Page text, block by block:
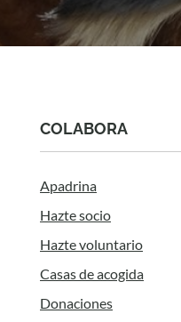
COLABORA
Apadrina
Hazte socio
Hazte voluntario
Casas de acogida
Donaciones